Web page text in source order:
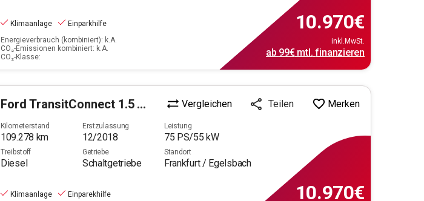
Klimaanlage
Einparkhilfe
Energieverbrauch (kombiniert): k.A.
CO₂-Emissionen kombiniert: k.A.
CO₂-Klasse:
10.970€
inkl.MwSt.
ab 99€mtl. finanzieren
Ford TransitConnect 1.5 TDCi 200 (L1) Vergleichen Teilen Merken
Kilometerstand
109.278 km
Erstzulassung
12/2018
Leistung
75 PS/55 kW
Treibstoff
Diesel
Getriebe
Schaltgetriebe
Standort
Frankfurt / Egelsbach
Klimaanlage
Einparekhilfe
10.970€